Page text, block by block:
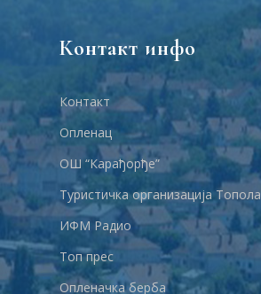
Контакт инфо
Контакт
Опленац
ОШ “Карађорђе”
Туристичка организација Топола
ИФМ Радио
Топ прес
Опленачка берба